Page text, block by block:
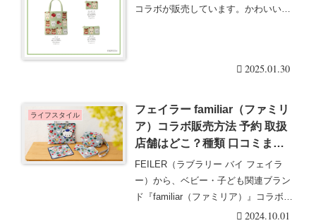
コラボが販売しています。かわいいデ
2025.01.30
ライフスタイル
フェイラー familiar（ファミリ
ア）コラボ販売方法 予約 取扱
店舗はどこ？種類 口コミまと
め 最新は2024年10月に再販
売！
FEILER（ラブラリー バイ フェイラ
ー）から、ベビー・子ども関連ブラン
ド『familiar（ファミリア）』コラボが
2024.10.01